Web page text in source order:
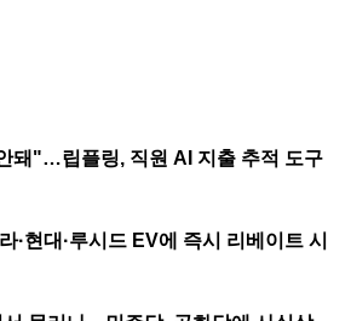
돼"…립플링, 직원 AI 지출 추적 도구
·현대·루시드 EV에 즉시 리베이트 시